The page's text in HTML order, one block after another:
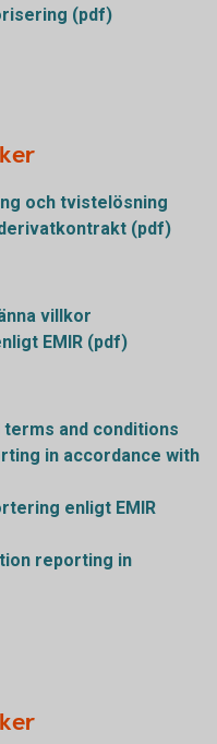
(pdf)
och tvistelösning
(pdf)
villkor
EMIR (pdf)
terms and conditions
in accordance with
enligt EMIR
reporting in